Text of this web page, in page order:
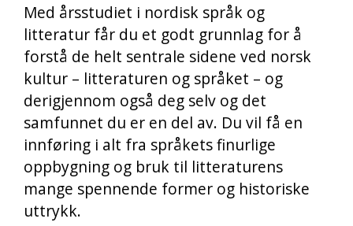
Med årsstudiet i nordisk språk og
litteratur får du et godt grunnlag for å
forstå de helt sentrale sidene ved norsk
kultur – litteraturen og språket – og
derigjennom også deg selv og det
samfunnet du er en del av. Du vil få en
innføring i alt fra språkets finurlige
oppbygning og bruk til litteraturens
mange spennende former og historiske
uttrykk.